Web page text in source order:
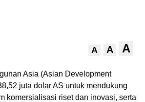
A A A
Asia (Asian Development
juta dolar AS untuk mendukung
komersialisasi riset dan inovasi, serta